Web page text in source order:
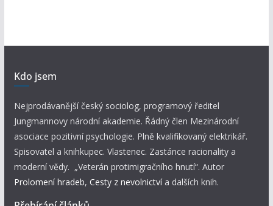
Kdo jsem
Nejprodávanější český sociolog, programový ředitel
Jungmannovy národní akademie. Řádný člen Mezinárodní
asociace pozitivní psychologie. Plně kvalifikovaný elektrikář.
Spisovatel a knihkupec. Vlastenec. Zastánce racionality a
moderní vědy. „Veterán protimigračního hnutí“. Autor
Prolomení hradeb, Cesty z nevolnictví a dalších knih.